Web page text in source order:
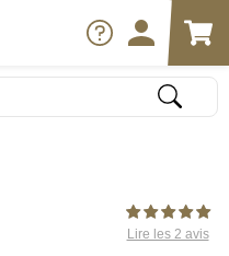
Lire les 2 avis